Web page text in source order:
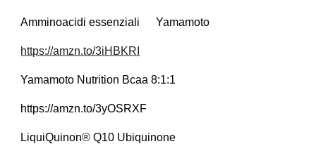
Amminoacidi essenziali Yamamoto
https://amzn.to/3iHBKRI
Yamamoto Nutrition Bcaa 8:1:1
https://amzn.to/3yOSRXF
LiquiQuinon® Q10 Ubiquinone